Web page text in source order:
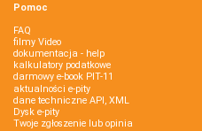
Pomoc
FAQ
filmy Video
dokumentacja - help
kalkulatory podatkowe
darmowy e-book PIT-11
aktualności e-pity
dane techniczne API, XML
Dysk e-pity
Twoje zgłoszenie lub opinia